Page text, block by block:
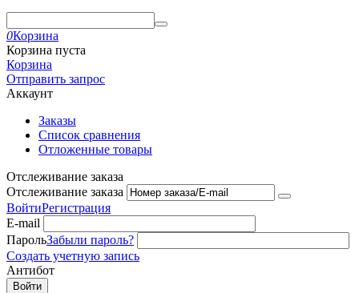
0Корзина
Корзина пуста
Корзина
Отправить запрос
Аккаунт
Заказы
Список сравнения
Отложенные товары
Отслеживание заказа
Отслеживание заказа
ВойтиРегистрация
E-mail
ПарольЗабыли пароль?
Создать учетную запись
Антибот
Войти